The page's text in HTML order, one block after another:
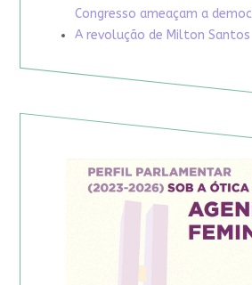
Congresso ameaçam a
A revolução de Milton Santos